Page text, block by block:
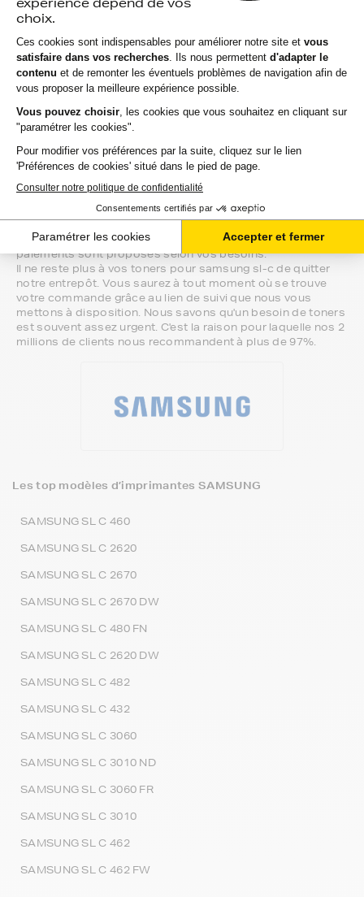
chercher vos toners samsung sl-c en magasin, gagnez
du temps en vous faisant livrer directement chez vous.
Si vous avez la moindre question sur la
compatibilité de votre produit avec votre
imprimante samsung sl-c, nous sommes à
votre écoute.
Notre équipe de conseillers saura vous accompagner sur le
meilleur choix ou sur l'installation de vos toners. Ils sont
disponibles soit par message au sein de votre espace client
ou directement par téléphone.
Une fois votre choix effectué, votre paiement est effectué
de manière complètement sécurisée. Plusieurs moyens de
paiements sont proposés selon vos besoins.
Il ne reste plus à vos toners pour samsung sl-c de quitter
notre entrepôt. Vous saurez à tout moment où se trouve
votre commande grâce au lien de suivi que nous vous
mettons à disposition. Nous savons qu'un besoin de toners
est souvent assez urgent. C'est la raison pour laquelle nos 2
millions de clients nous recommandent à plus de 97%.
Les top modèles d’imprimantes SAMSUNG
SAMSUNG SL C 460
SAMSUNG SL C 2620
SAMSUNG SL C 2670
SAMSUNG SL C 2670 DW
SAMSUNG SL C 480 FN
SAMSUNG SL C 2620 DW
SAMSUNG SL C 482
SAMSUNG SL C 432
SAMSUNG SL C 3060
SAMSUNG SL C 3010 ND
SAMSUNG SL C 3060 FR
SAMSUNG SL C 3010
SAMSUNG SL C 462
SAMSUNG SL C 462 FW